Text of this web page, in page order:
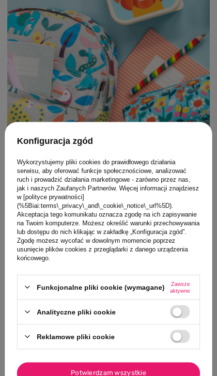
Czytaj więcej
Konfiguracja zgód
Wykorzystujemy pliki cookies do prawidłowego działania
serwisu, aby oferować funkcje społecznościowe, analizować
ruch i prowadzić działania marketingowe - zarówno przez nas,
jak i naszych Zaufanych Partnerów. Więcej informacji znajdziesz
w [polityce prywatności]
(%5Biai:terms\_privacy\_and\_cookie\_notice\_url%5D).
Akceptacja tego komunikatu oznacza zgodę na ich zapisywanie
na Twoim komputerze. Możesz określić warunki przechowywania
lub dostępu do nich klikając w zakładkę „Konfiguracja zgód”.
Zgodę możesz wycofać w dowolnym momencie poprzez
usunięcie plików cookies z przeglądarki z danego urządzenia
końcowego.
Funkcjonalne pliki cookie (wymagane)
Zawsze
aktywne
Analityczne pliki cookie
Reklamowe pliki cookie
Potwierdzam wszystkie